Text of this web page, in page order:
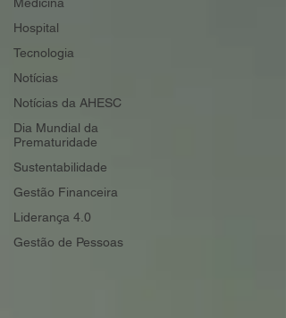
Hospital
Tecnologia
Notícias
Notícias da AHESC
Dia Mundial da
Prematuridade
Sustentabilidade
Gestão Financeira
Liderança 4.0
Gestão de Pessoas